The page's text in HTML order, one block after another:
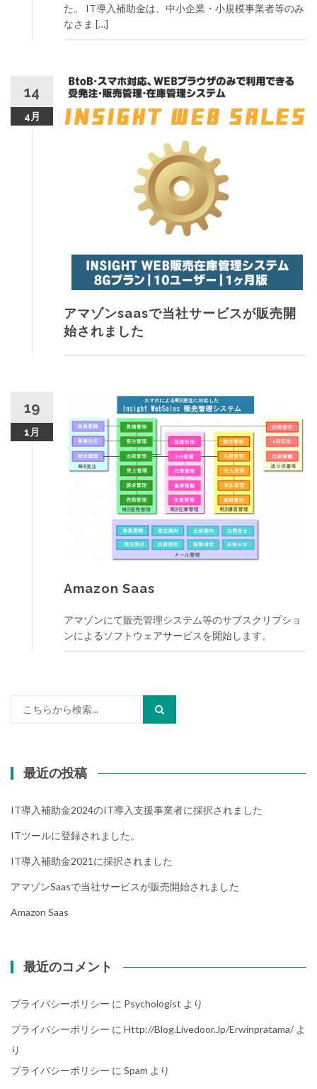
た。 IT導入補助金は、中小企業・小規模事業者等のみ
なさま […]
14
4月
アマゾンsaasで当社サービスが販売開
始されました
19
1月
Amazon Saas
アマゾンにて販売管理システム等のサブスクリプショ
ンによるソフトウェアサービスを開始します。
最近の投稿
IT導入補助金2024のIT導入支援事業者に採択されました
ITツールに登録されました。
IT導入補助金2021に採択されました
アマゾンsaasで当社サービスが販売開始されました
Amazon Saas
最近のコメント
プライバシーポリシー に Psychologist より
プライバシーポリシー に Http://blog.livedoor.jp/erwinpratama/ よ
り
プライバシーポリシー に Spam より